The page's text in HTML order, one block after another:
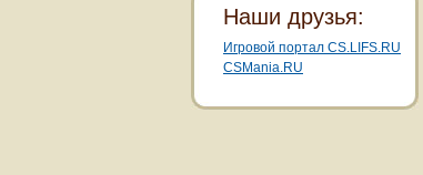
Наши друзья:
Игровой портал CS.LIFS.RU
CSMania.RU